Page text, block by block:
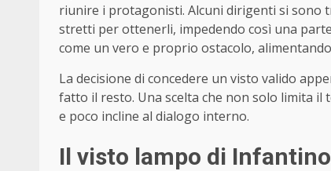
riunire i protagonisti. Alcuni dirigenti si sono
stretti per ottenerli, impedendo così una
come un vero e proprio ostacolo,
La decisione di concedere un visto valido
fatto il resto. Una scelta che non solo limita il
e poco incline al dialogo interno.
Il visto lampo di